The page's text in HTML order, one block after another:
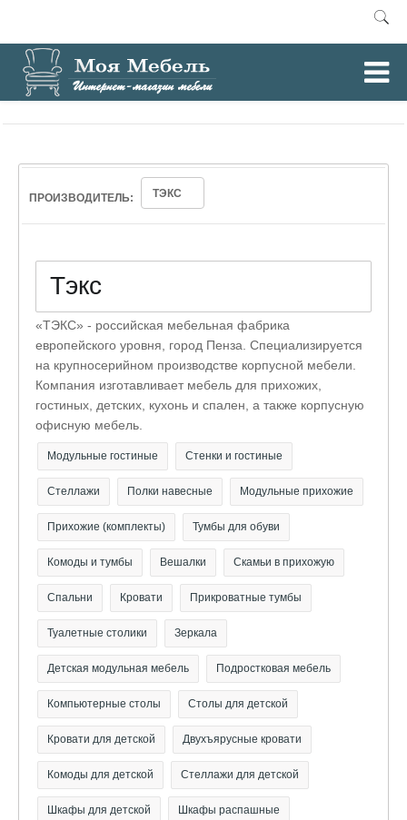
Главная / Зеркала
ПРОИЗВОДИТЕЛЬ: ТЭКС
Тэкс
«ТЭКС» - российская мебельная фабрика
европейского уровня, город Пенза. Специализируется
на крупносерийном производстве корпусной мебели.
Компания изготавливает мебель для прихожих,
гостиных, детских, кухонь и спален, а также корпусную
офисную мебель.
Модульные гостиные Стенки и гостиные
Стеллажи Полки навесные Модульные прихожие
Прихожие (комплекты) Тумбы для обуви
Комоды и тумбы Вешалки Скамьи в прихожую
Спальни Кровати Прикроватные тумбы
Туалетные столики Зеркала
Детская модульная мебель Подростковая мебель
Компьютерные столы Столы для детской
Кровати для детской Двухъярусные кровати
Комоды для детской Стеллажи для детской
Шкафы для детской Шкафы распашные